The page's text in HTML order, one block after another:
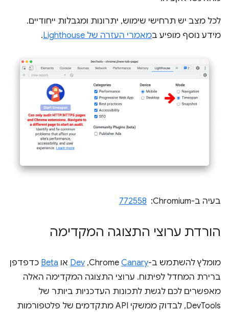
לכל מצב יש תרחישי שימוש, יתרונות ומגבלות ייחודיים.
מידע נוסף מופיע במאמרי העזרה של Lighthouse .
בעיה ב-Chromium: ‏ 772558
הורדת ערוצי התצוגה המקדימה
מומלץ להשתמש ב-ChromeCanary
,‏
Dev או Beta כדפדפן
ברירת המחדל לפיתוח. ערוצי התצוגה המקדימה האלה
מאפשרים לכם לגשת לתכונות העדכניות ביותר של
DevTools, לבדוק ממשקי API מתקדמים של פלטפורמות